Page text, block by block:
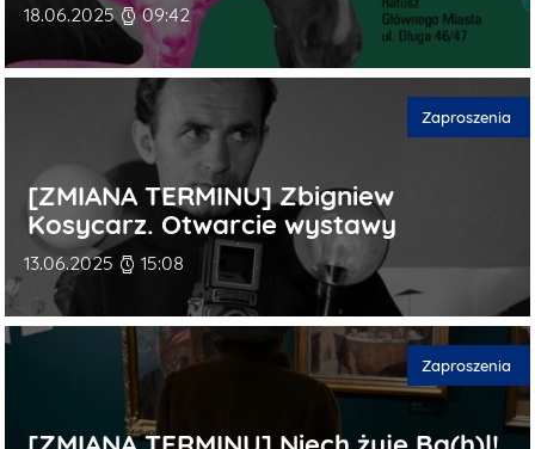
Data publikacji
18.06.2025 09:42
[ZMIANA TERMINU] Zbigniew
Kosycarz. Otwarcie wystawy
Data publikacji
13.06.2025 15:08
Kategorie
Zaproszenia
Kategorie
Zaproszenia